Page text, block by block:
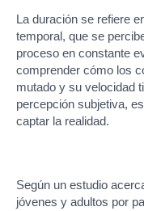
La duración se refiere
temporal, que se
proceso en constante
comprender cómo los
mutado y su velocidad
percepción subjetiva,
captar la realidad.
Según un estudio
jóvenes y adultos por